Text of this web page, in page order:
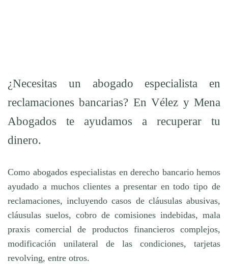
¿Necesitas un abogado especialista en
reclamaciones bancarias? En Vélez y Mena
Abogados te ayudamos a recuperar tu
dinero.
Como abogados especialistas en derecho bancario hemos
ayudado a muchos clientes a presentar en todo tipo de
reclamaciones, incluyendo casos de cláusulas abusivas,
cláusulas suelos, cobro de comisiones indebidas, mala
praxis comercial de productos financieros complejos,
modificación unilateral de las condiciones, tarjetas
revolving, entre otros.